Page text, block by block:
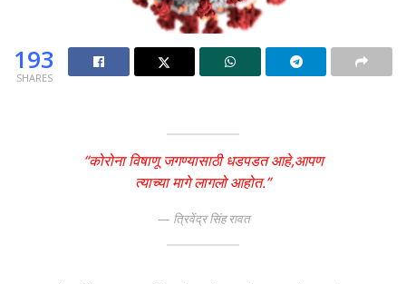
193
SHARES
“कोरोना विषाणू जगण्यासाठी धडपडत आहे,आपण
त्याच्या मागे लागलो आहोत.”
त्रिवेंद्र सिंह रावत